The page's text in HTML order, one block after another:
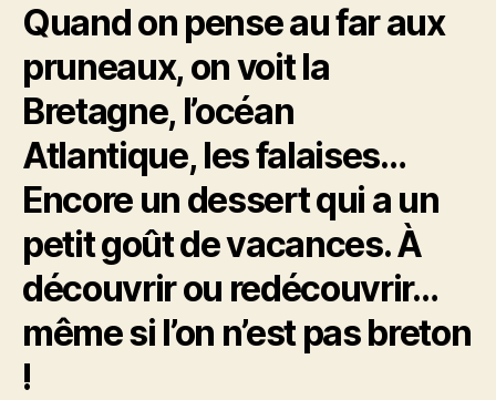
Quand on pense au far aux
pruneaux, on voit la
Bretagne, l’océan
Atlantique, les falaises…
Encore un dessert qui a un
petit goût de vacances. À
découvrir ou redécouvrir…
même si l’on n’est pas breton
!